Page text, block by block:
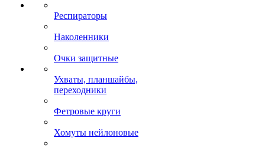
Респираторы
Наколенники
Очки защитные
Ухваты, планшайбы,
переходники
Фетровые круги
Хомуты нейлоновые